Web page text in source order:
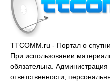
TTCOMM.ru - Портал о
При использовании
обязательна. Администрация
ответственности,